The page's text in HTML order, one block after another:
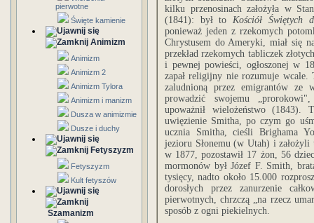
pierwotne
Święte kamienie
Animizm
Animizm
Animizm 2
Animizm Tylora
Animizm i manizm
Dusza w animizmie
Dusze i duchy
Fetyszyzm
Fetyszyzm
Kult fetyszów
Szamanizm
kilku przenosinach założyła w
(1841): był toKościół Świętych
ponieważ jeden z rzekomych
Chrystusem do Ameryki, miał się
przekład rzekomych tabliczek
i pewnej powieści, ogłoszonej w
zapał religijny nie rozumuje wcale.
zaludnioną przez emigrantów ze
prowadzić swojemu
upoważnił wielożeństwo (1843).
uwięzienie Smitha, po czym go
ucznia Smitha, cieśli Brighama
jezioru Słonemu (w Utah) i
w 1877, pozostawił 17 żon, 56
mormonów był Józef F. Smith,
tysięcy, nadto około 15.000
dorosłych przez zanurzenie
pierwotnych, chrzczą „na rzecz
sposób z ogni piekielnych.